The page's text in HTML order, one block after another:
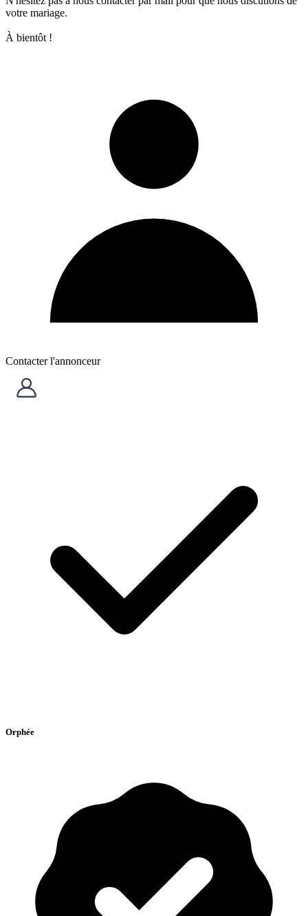
votre mariage.
À bientôt !
Contacter l'annonceur
Orphée